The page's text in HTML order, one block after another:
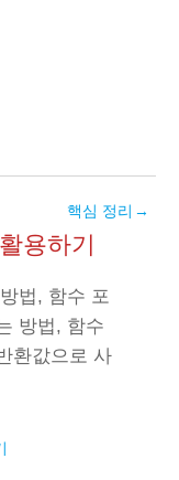
핵심 정리 →
용하기
법, 함수 포
방법, 함수
환값으로 사